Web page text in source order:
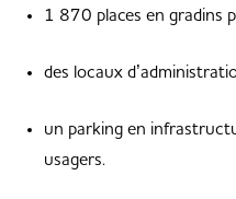
1 870 places en gradins
des locaux
un parking en
usagers.